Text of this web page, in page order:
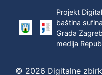
Projekt
baština
Grada
medija
© 2026 Digitalne